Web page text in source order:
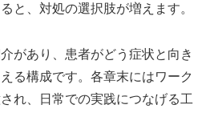
と、対処の選択肢が増えます。
があり、患者がどう症状と向き
る構成です。各章末にはワーク
れ、日常での実践につなげる工